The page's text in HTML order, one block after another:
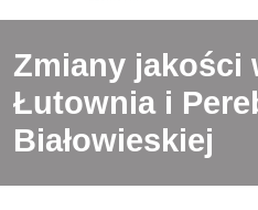
Zmiany jakości
Łutownia i
Białowieskiej